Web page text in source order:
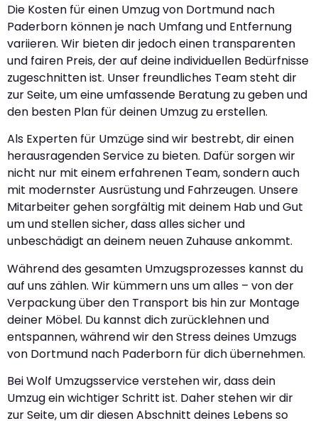
Die Kosten für einen Umzug von Dortmund nach
Paderborn können je nach Umfang und Entfernung
variieren. Wir bieten dir jedoch einen transparenten
und fairen Preis, der auf deine individuellen Bedürfnisse
zugeschnitten ist. Unser freundliches Team steht dir
zur Seite, um eine umfassende Beratung zu geben und
den besten Plan für deinen Umzug zu erstellen.
Als Experten für Umzüge sind wir bestrebt, dir einen
herausragenden Service zu bieten. Dafür sorgen wir
nicht nur mit einem erfahrenen Team, sondern auch
mit modernster Ausrüstung und Fahrzeugen. Unsere
Mitarbeiter gehen sorgfältig mit deinem Hab und Gut
um und stellen sicher, dass alles sicher und
unbeschädigt an deinem neuen Zuhause ankommt.
Während des gesamten Umzugsprozesses kannst du
auf uns zählen. Wir kümmern uns um alles – von der
Verpackung über den Transport bis hin zur Montage
deiner Möbel. Du kannst dich zurücklehnen und
entspannen, während wir den Stress deines Umzugs
von Dortmund nach Paderborn für dich übernehmen.
Bei Wolf Umzugsservice verstehen wir, dass dein
Umzug ein wichtiger Schritt ist. Daher stehen wir dir
zur Seite, um dir diesen Abschnitt deines Lebens so